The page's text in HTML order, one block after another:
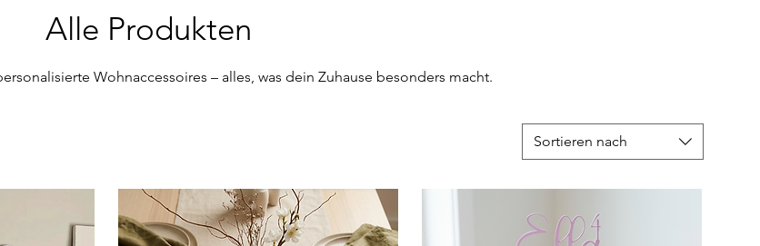
Alle Produkten
Wohnaccessoires – alles, was dein Zuhause besonders macht.
Sortieren nach